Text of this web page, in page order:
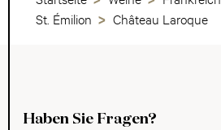
St. Émilion
Château Laroque
Haben Sie Fragen?